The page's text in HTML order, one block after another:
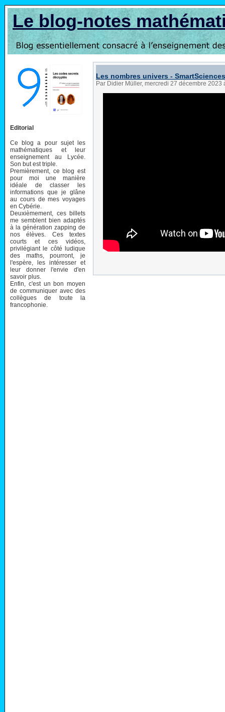
Le blog-notes
Editorial
Ce blog a pour sujet les
mathématiques et leur
enseignement au Lycée.
Son but est triple.
Premièrement, ce blog est
pour moi une manière
idéale de classer les
informations que je glâne
au cours de mes voyages
en Cybérie.
Deuxièmement, ces billets
me semblent bien adaptés
à la génération zapping de
nos élèves. Ces textes
courts et ces vidéos,
privilégiant le côté ludique
des maths, pourront, je
l'espère, les intéresser et
leur donner l'envie d'en
savoir plus.
Enfin, c'est un bon moyen
de communiquer avec des
collègues de toute la
francophonie.
Les nombres univers - SmartSciences
Par Didier Müller, mercredi 27 décembre 2023